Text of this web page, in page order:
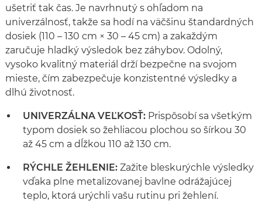
ušetriť tak čas. Je navrhnutý s ohľadom na
univerzálnosť, takže sa hodí na väčšinu štandardných
dosiek (110 – 130 cm × 30 – 45 cm) a zakaždým
zaručuje hladký výsledok bez záhybov. Odolný,
vysoko kvalitný materiál drží bezpečne na svojom
mieste, čím zabezpečuje konzistentné výsledky a
dlhú životnosť.
UNIVERZÁLNA VEĽKOSŤ: Prispôsobí sa všetkým
typom dosiek so žehliacou plochou so šírkou 30
až 45 cm a dĺžkou 110 až 130 cm.
RÝCHLE ŽEHLENIE: Zažite bleskurýchle výsledky
vďaka plne metalizovanej bavlne odrážajúcej
teplo, ktorá urýchli vašu rutinu pri žehlení.